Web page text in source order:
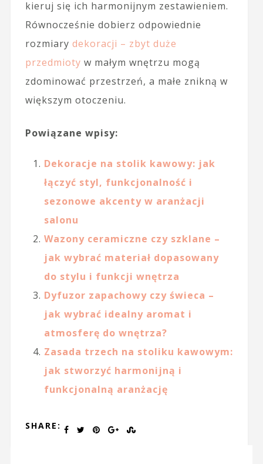
kieruj się ich harmonijnym zestawieniem.
Równocześnie dobierz odpowiednie
rozmiary dekoracji – zbyt duże
przedmioty w małym wnętrzu mogą
zdominować przestrzeń, a małe znikną w
większym otoczeniu.
Powiązane wpisy:
Dekoracje na stolik kawowy: jak
łączyć styl, funkcjonalność i
sezonowe akcenty w aranżacji
salonu
Wazony ceramiczne czy szklane –
jak wybrać materiał dopasowany
do stylu i funkcji wnętrza
Dyfuzor zapachowy czy świeca –
jak wybrać idealny aromat i
atmosferę do wnętrza?
Zasada trzech na stoliku kawowym:
jak stworzyć harmonijną i
funkcjonalną aranżację
SHARE: